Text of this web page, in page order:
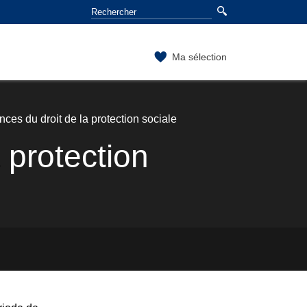
Ma sélection
du droit de la protection sociale